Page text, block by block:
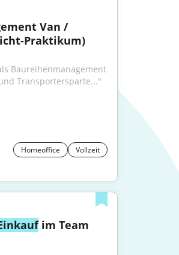
Baureihenmanagement Van /
Praktikum)
Baureihenmanagement
Transportersparte..."
Homeoffice Vollzeit
im Team